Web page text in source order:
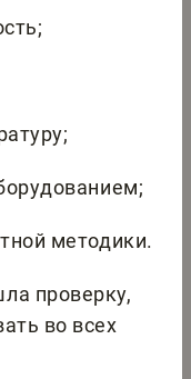
методики.
проверку,
во всех